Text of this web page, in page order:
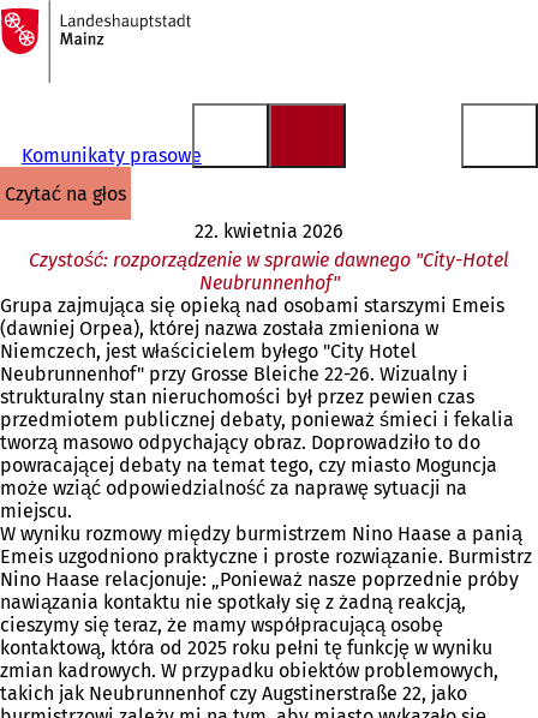
Przejdź do treści
Do
strony
głównej
Komunikaty prasowe
czytać na głos
22. kwietnia 2026
Czystość: rozporządzenie w sprawie dawnego "City-Hotel
Neubrunnenhof"
Grupa zajmująca się opieką nad osobami starszymi Emeis
(dawniej Orpea), której nazwa została zmieniona w
Niemczech, jest właścicielem byłego "City Hotel
Neubrunnenhof" przy Grosse Bleiche 22-26. Wizualny i
strukturalny stan nieruchomości był przez pewien czas
przedmiotem publicznej debaty, ponieważ śmieci i fekalia
tworzą masowo odpychający obraz. Doprowadziło to do
powracającej debaty na temat tego, czy miasto Moguncja
może wziąć odpowiedzialność za naprawę sytuacji na
miejscu.
W wyniku rozmowy między burmistrzem Nino Haase a panią
Emeis uzgodniono praktyczne i proste rozwiązanie. Burmistrz
Nino Haase relacjonuje: „Ponieważ nasze poprzednie próby
nawiązania kontaktu nie spotkały się z żadną reakcją,
cieszymy się teraz, że mamy współpracującą osobę
kontaktową, która od 2025 roku pełni tę funkcję w wyniku
zmian kadrowych. W przypadku obiektów problemowych,
takich jak Neubrunnenhof czy Augstinerstraße 22, jako